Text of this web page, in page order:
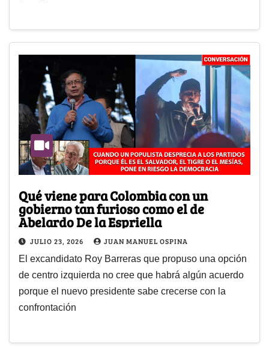
Qué viene para Colombia con un
gobierno tan furioso como el de
Abelardo De la Espriella
JULIO 23, 2026 JUAN MANUEL OSPINA
El excandidato Roy Barreras que propuso una opción
de centro izquierda no cree que habrá algún acuerdo
porque el nuevo presidente sabe crecerse con la
confrontación